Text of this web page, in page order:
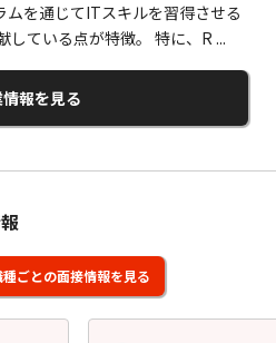
を通じてITスキルを習得させる
している点が特徴。 特に、R ...
報を見る